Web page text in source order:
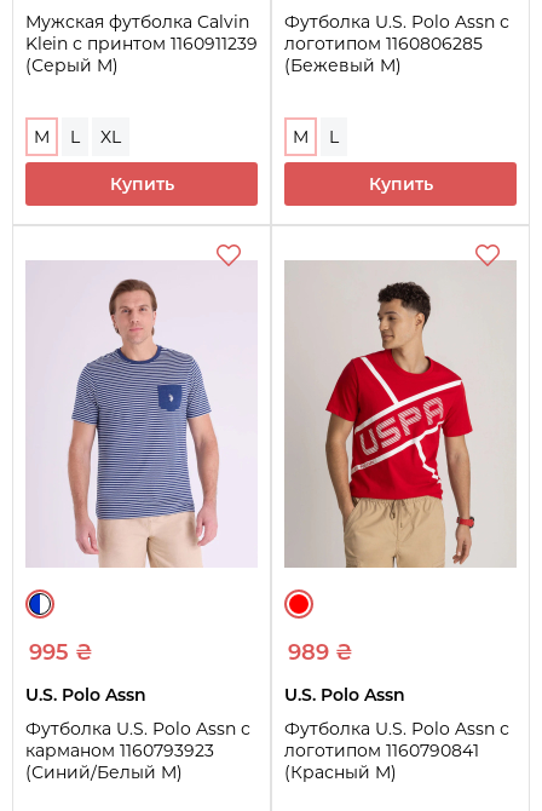
Мужская футболка Calvin
Klein с принтом 1160911239
(Серый M)
M L XL
Купить
Футболка U.S. Polo Assn с
логотипом 1160806285
(Бежевый M)
M L
Купить
995 ₴
U.S. Polo Assn
Футболка U.S. Polo Assn с
карманом 1160793923
(Синий/Белый M)
989 ₴
U.S. Polo Assn
Футболка U.S. Polo Assn с
логотипом 1160790841
(Красный M)